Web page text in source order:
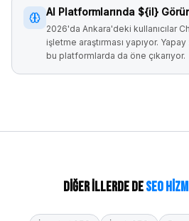
AI Platformlarında ${il}
2026'da Ankara'deki kullanıcılar
işletme araştırması yapıyor.
bu platformlarda da öne çıkarıyor.
Diğer İllerde deSEO